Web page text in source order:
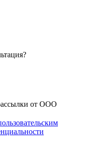
от ООО